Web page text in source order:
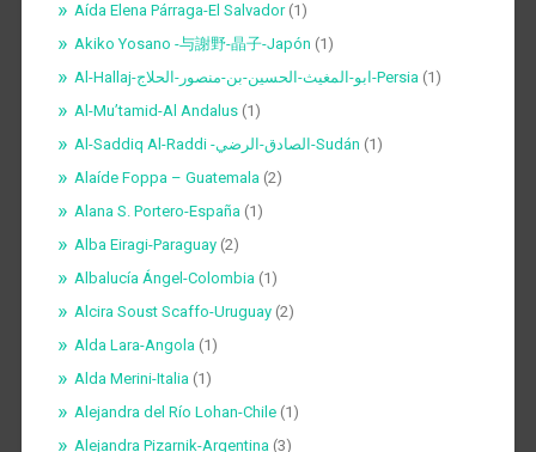
Aída Elena Párraga-El Salvador(1)
Akiko Yosano -与謝野-晶子-Japón (1)
Al-Hallaj-ابو-المغيث-الحسين-بن-منصور-الحلاج-Persia(1)
Al-Mu’tamid-Al Andalus(1)
Al-Saddiq Al-Raddi -الصادق-الرضي-Sudán (1)
Alaíde Foppa – Guatemala(2)
Alana S. Portero-España(1)
Alba Eiragi-Paraguay(2)
Albalucía Ángel-Colombia(1)
Alcira Soust Scaffo-Uruguay(2)
Alda Lara-Angola(1)
Alda Merini-Italia(1)
Alejandra del Río Lohan-Chile(1)
Alejandra Pizarnik-Argentina(3)